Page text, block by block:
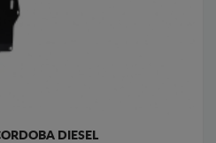
DIESEL